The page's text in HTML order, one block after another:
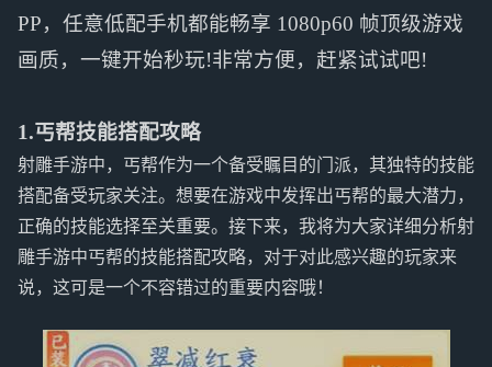
PP，任意低配手机都能畅享 1080p60 帧顶级游戏
画质，一键开始秒玩!非常方便，赶紧试试吧!
1.丐帮技能搭配攻略
射雕手游中，丐帮作为一个备受瞩目的门派，其独特的技能
搭配备受玩家关注。想要在游戏中发挥出丐帮的最大潜力，
正确的技能选择至关重要。接下来，我将为大家详细分析射
雕手游中丐帮的技能搭配攻略，对于对此感兴趣的玩家来
说，这可是一个不容错过的重要内容哦！